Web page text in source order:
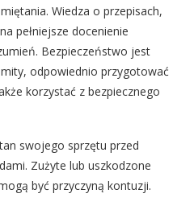
Wiedza o przepisach,
pełniejsze docenienie
Bezpieczeństwo jest
odpowiednio przygotować
korzystać z bezpiecznego
swojego sprzętu przed
Zużyte lub uszkodzone
być przyczyną kontuzji.